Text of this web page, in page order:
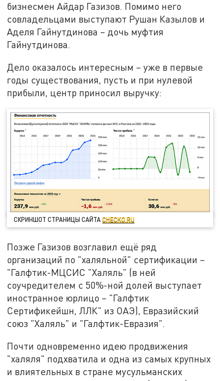
бизнесмен Айдар Газизов. Помимо него
совладельцами выступают Рушан Казылов и
Аделя Гайнутдинова – дочь муфтия
Гайнутдинова.
Дело оказалось интересным – уже в первые
годы существования, пусть и при нулевой
прибыли, центр приносил выручку:
СКРИНШОТ СТРАНИЦЫ САЙТАCHECKO.RU
Позже Газизов возглавил ещё ряд
организаций по "халяльной" сертификации –
"Галфтик-МЦСИС "Халяль" (в ней
соучредителем с 50%-ной долей выступает
иностранное юрлицо – "Галфтик
Сертификейшн, ЛЛК" из ОАЭ), Евразийский
союз "Халяль" и "Галфтик-Евразия".
Почти одновременно идею продвижения
"халяля" подхватила и одна из самых крупных
и влиятельных в стране мусульманских